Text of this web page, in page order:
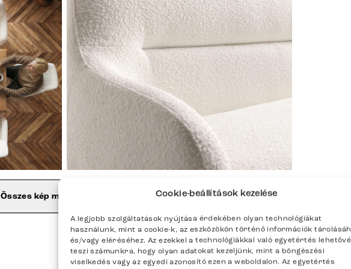
Cookie-beállítások kezelése
A legjobb szolgáltatások nyújtása érdekében olyan technológiákat
használunk, mint a cookie-k, az eszközökön történő információk
és/vagy eléréséhez. Az ezekkel a technológiákkal való egyetértés lehetővé
teszi számunkra, hogy olyan adatokat kezeljünk, mint a böngészési
viselkedés vagy az egyedi azonosító ezen a weboldalon. Az egyetértés
Összes kép megjelenítése